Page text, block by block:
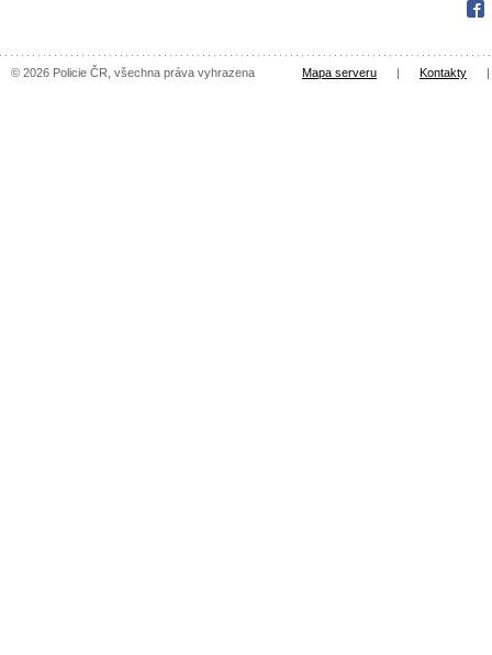
© 2026 Policie ČR, všechna práva vyhrazena Mapa serveru Kontakty